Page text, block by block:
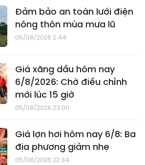
Đảm bảo an toàn lưới điện
nông thôn mùa mưa lũ
06/08/2026 2:44
Giá xăng dầu hôm nay
6/8/2026: Chờ điều chỉnh
mới lúc 15 giờ
05/08/2026 23:00
Giá lợn hơi hôm nay 6/8: Ba
địa phương giảm nhẹ
05/08/2026 22:34